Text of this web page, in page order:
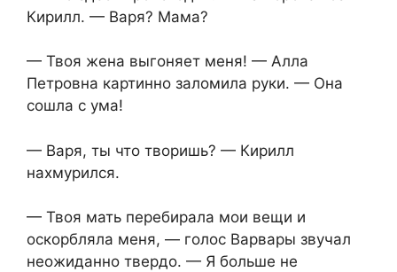
Кирилл. — Варя? Мама?
— Твоя жена выгоняет меня! — Алла
Петровна картинно заломила руки. — Она
сошла с ума!
— Варя, ты что творишь? — Кирилл
нахмурился.
— Твоя мать перебирала мои вещи и
оскорбляла меня, — голос Варвары звучал
неожиданно твердо. — Я больше не